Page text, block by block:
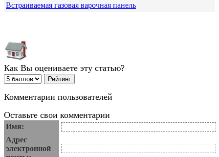
Встраиваемая газовая варочная панель
Как Вы оцениваете эту статью?
Комментарии пользователей
Оставьте свои комментарии
Имя:
Адрес
электронной